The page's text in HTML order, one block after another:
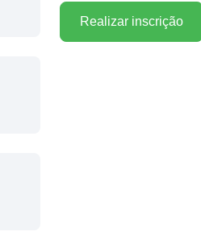
Realizar inscrição